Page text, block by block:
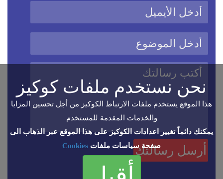
نحن نستخدم ملفات كوكيز
هذا الموقع يستخدم ملفات الارتباط الكوكيز من أجل تحسين المزايا
والخدمات المقدمة للمستخدم
يمكنك دائماً تغيير اعدادات الكوكيز على هذا الموقع عبر الذهاب الى
صفحة سياسات ملفات Cookies